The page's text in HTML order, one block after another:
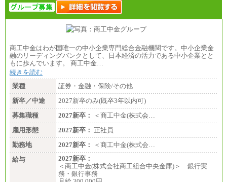
商工中金はわが国唯一の中小企業専門総合金融機関です。中小企業金
融のリーディングバンクとして、日本経済の活力である中小企業とと
もに歩んでいます。 商工中金…
続きを読む
業種
証券・金融・保険/その他
新卒／中途
2027新卒のみ(既卒3年以内可)
募集職種
2027新卒：
＜商工中金(株式会…
雇用形態
2027新卒： 正社員
勤務地
2027新卒：
＜商工中金(株式会…
給与
2027新卒：
＜商工中金(株式会社商工組合中央金庫)＞ 銀行実
務・銀行事務